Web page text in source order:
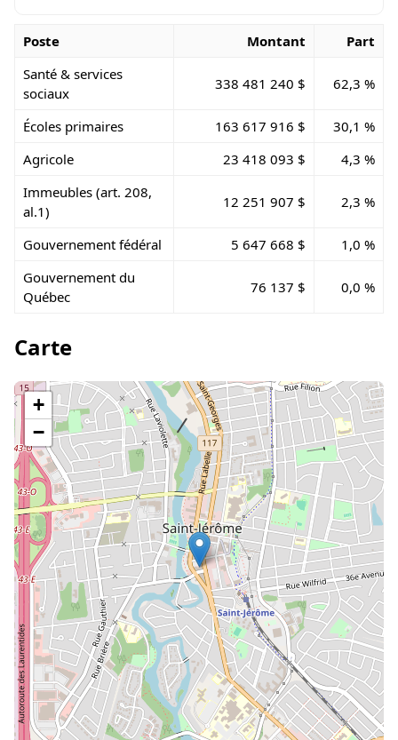
Poste Montant
Part
Santé & services
sociaux
338 481 240 $ 62,3 %
Écoles primaires 163 617 916 $
30,1 %
Agricole
23 418 093 $
4,3 %
Immeubles (art. 208,
al.1)
12 251 907 $ 2,3 %
Gouvernement fédéral 5 647 668 $
1,0 %
Gouvernement du
Québec
76 137 $ 0,0 %
Carte
+
−